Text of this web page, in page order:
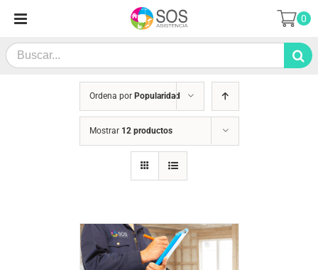
contenido
Search
for:
0
Ordena por Popularidad
Mostrar 12 productos